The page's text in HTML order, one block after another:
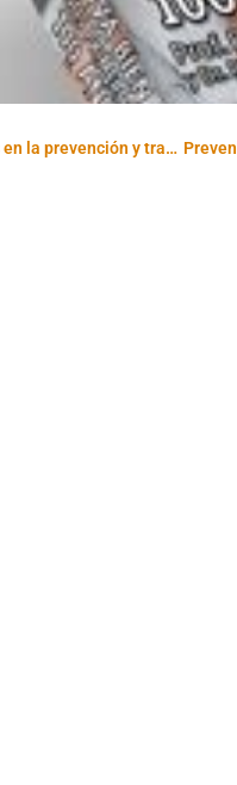
Terapias alternativas en la prevención y tratamiento del cáncer